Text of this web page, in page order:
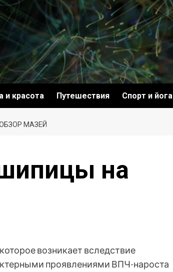
и красота Путешествия Спорт и йога
МАЗЕЙ
на
возникает вследствие
проявлениями ВПЧ-нароста